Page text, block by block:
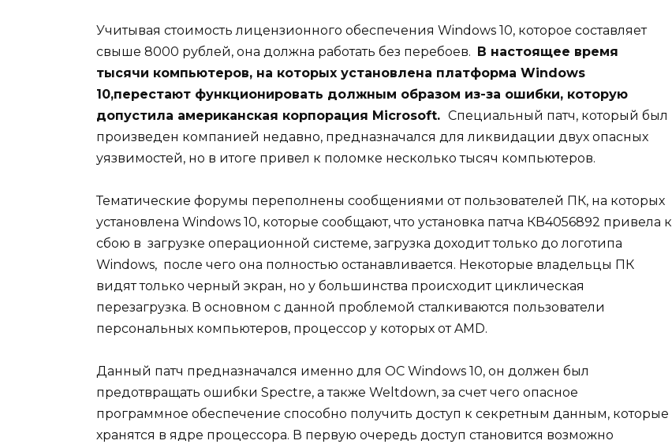
Учитывая стоимость лицензионного обеспечения Windows 10, которое составляет
свыше 8000 рублей, она должна работать без перебоев. В настоящее время
тысячи компьютеров, на которых установлена платформа Windows
10,перестают функционировать должным образом из-за ошибки, которую
допустила американская корпорация Microsoft. Специальный патч, который был
произведен компанией недавно, предназначался для ликвидации двух опасных
уязвимостей, но в итоге привел к поломке несколько тысяч компьютеров.
Тематические форумы переполнены сообщениями от пользователей ПК, на которых
установлена Windows 10, которые сообщают, что установка патча КВ4056892 привела к
сбою в загрузке операционной системе, загрузка доходит только до логотипа
Windows, после чего она полностью останавливается. Некоторые владельцы ПК
видят только черный экран, но у большинства происходит циклическая
перезагрузка. В основном с данной проблемой сталкиваются пользователи
персональных компьютеров, процессор у которых от AMD.
Данный патч предназначался именно для ОС Windows 10, он должен был
предотвращать ошибки Spectre, а также Weltdown, за счет чего опасное
программное обеспечение способно получить доступ к секретным данным, которые
хранятся в ядре процессора. В первую очередь доступ становится возможно